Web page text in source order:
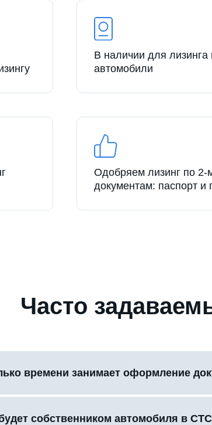
В наличии для
автомобили
Одобряем лизинг по 2-
документам: паспорт и
Часто
времени занимает оформление
собственником автомобиля в